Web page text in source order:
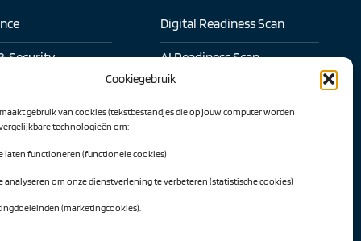
Cookiegebruik
gebruik van cookies (tekstbestandjes die op jouw computer worden
technologieën om:
laten functioneren (functionele cookies)
analyseren om onze dienstverlening te verbeteren (statistische cookies)
(marketingcookies).
Security
Digital Readiness Scan
AI Readiness Scan